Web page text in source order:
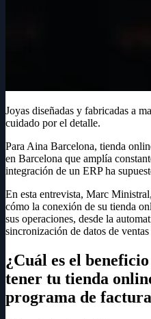
Joyas diseñadas y fabricadas a
cuidado por el detalle.
Para Aina Barcelona, tienda
en Barcelona que amplía
integración de un ERP ha
En esta entrevista, Marc
cómo la conexión de su tienda
sus operaciones, desde la
sincronización de datos de
¿Cuál es el
tener tu tienda
programa de